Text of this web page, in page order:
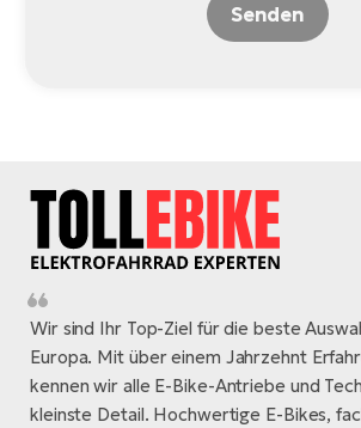
Senden
Wir sind Ihr Top-Ziel für die beste
Europa. Mit über einem Jahrzehnt
kennen wir alle E-Bike-Antriebe und
kleinste Detail. Hochwertige E-Bikes,